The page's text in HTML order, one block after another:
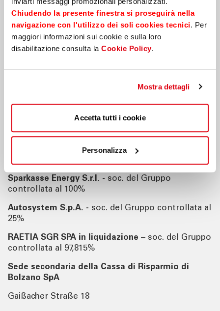
Chiudendo la presente finestra si proseguirà nella
navigazione con l'utilizzo dei soli cookies tecnici. Per
maggiori informazioni sui cookie e sulla loro
disabilitazione consulta la Cookie Policy.
Mostra dettagli
Accetta tutti i cookie
Personalizza
Numero d’iscrizione alla Sezione D del Registro
Unico degli intermediari Assicurativi e
Riassicurativi RUI: D000132022
Capitale sociale: euro469.644.100,10 .-
Capogruppo del Gruppo Cassa di Risparmio di
CiviBank - Banca di Cividale S.p.A. -
Gruppo controllata al 81,11%
soc. del Gruppo controllata al
Sparkasse Energy S.r.l. - soc. del Gruppo
controllata al 100%
Autosystem S.p.A. - soc. del Gruppo controllata al
25%
RAETIA SGR SPA in liquidazione – soc. del Gruppo
controllata al 97,815%
Sede secondaria della Cassa di Risparmio di
Bolzano SpA
Gaißacher Straße 18